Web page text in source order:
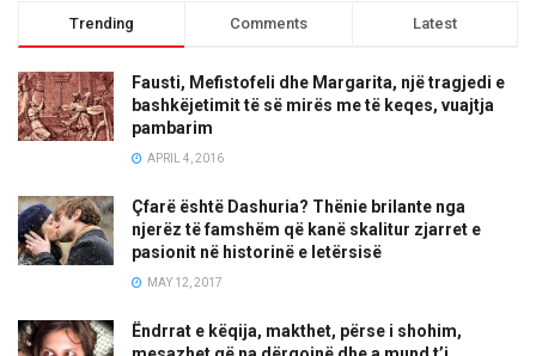
Trending Comments Latest
Fausti, Mefistofeli dhe Margarita, një tragjedi e
bashkëjetimit të së mirës me të keqes, vuajtja
pambarim
APRIL 4, 2016
Çfarë është Dashuria? Thënie brilante nga
njerëz të famshëm që kanë skalitur zjarret e
pasionit në historinë e letërsisë
MAY 12, 2017
Ëndrrat e këqija, makthet, përse i shohim,